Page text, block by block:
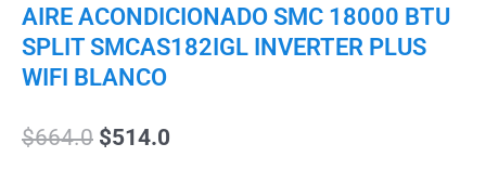
AIRE ACONDICIONADO SMC 18000 BTU
SPLIT SMCAS182IGL INVERTER PLUS
WIFI BLANCO
$664.0 El
$514.0